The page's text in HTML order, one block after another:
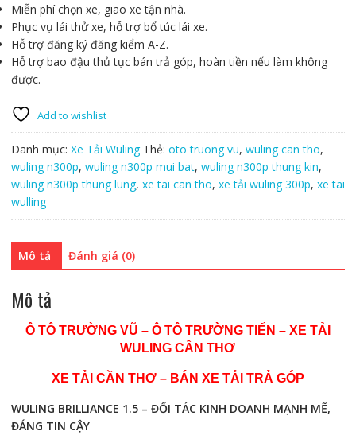
Miễn phí chọn xe, giao xe tận nhà.
Phục vụ lái thử xe, hỗ trợ bổ túc lái xe.
Hỗ trợ đăng ký đăng kiểm A-Z.
Hỗ trợ bao đậu thủ tục bán trả góp, hoàn tiền nếu làm không
được.
Add to wishlist
Danh mục: Xe Tải Wuling Thẻ: oto truong vu, wuling can tho,
wuling n300p, wuling n300p mui bat, wuling n300p thung kin,
wuling n300p thung lung, xe tai can tho, xe tải wuling 300p, xe tai
wulling
Mô tả Đánh giá (0)
Mô tả
Ô TÔ TRƯỜNG VŨ – Ô TÔ TRƯỜNG TIẾN – XE TẢI
WULING CẦN THƠ
XE TẢI CẦN THƠ – BÁN XE TẢI TRẢ GÓP
WULING BRILLIANCE 1.5 – ĐỐI TÁC KINH DOANH MẠNH MẼ,
ĐÁNG TIN CẬY